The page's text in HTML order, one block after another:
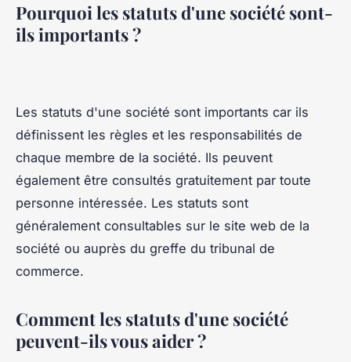
Pourquoi les statuts d'une société sont-
ils importants ?
Les statuts d'une société sont importants car ils
définissent les règles et les responsabilités de
chaque membre de la société. Ils peuvent
également être consultés gratuitement par toute
personne intéressée. Les statuts sont
généralement consultables sur le site web de la
société ou auprès du greffe du tribunal de
commerce.
Comment les statuts d'une société
peuvent-ils vous aider ?